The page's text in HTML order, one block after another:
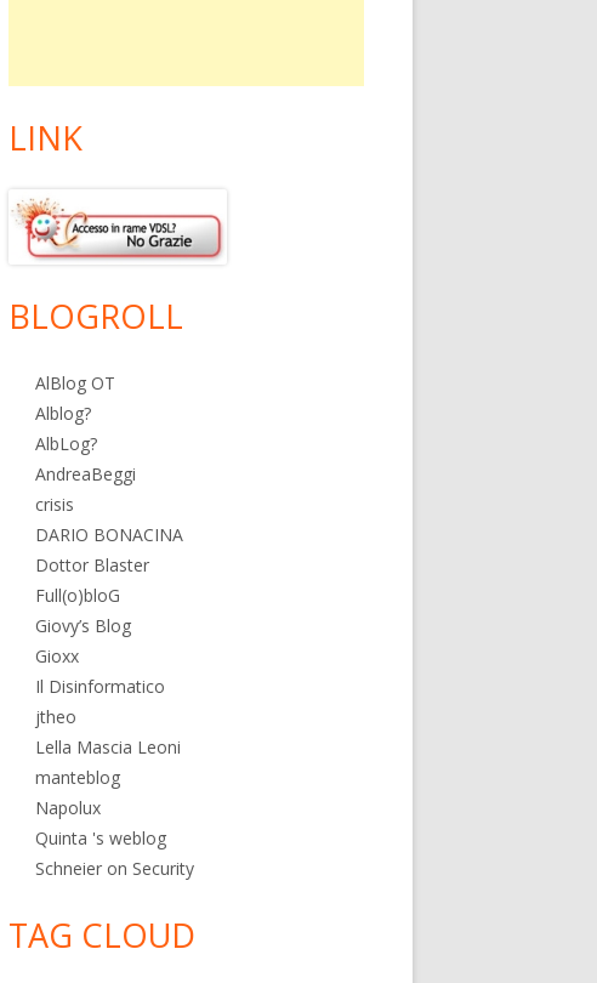
LINK
BLOGROLL
AlBlog OT
Alblog?
AlbLog?
AndreaBeggi
crisis
DARIO BONACINA
Dottor Blaster
Full(o)bloG
Giovy’s Blog
Gioxx
Il Disinformatico
jtheo
Lella Mascia Leoni
manteblog
Napolux
Quinta 's weblog
Schneier on Security
TAG CLOUD